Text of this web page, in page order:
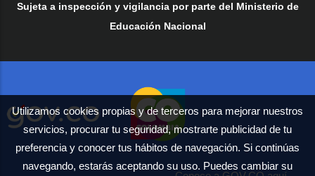
Sujeta a inspección y vigilancia por parte del Ministerio de
Educación Nacional
Utilizamos cookies propias y de terceros para mejorar nuestros
servicios, procurar tu seguridad, mostrarte publicidad de tu
preferencia y conocer tus hábitos de navegación. Si continúas
navegando, estarás aceptando su uso. Puedes cambiar su